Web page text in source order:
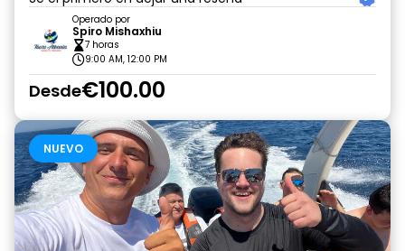
Operado por
Spiro Mishaxhiu
7 horas
9:00 AM, 12:00 PM
Desde€100.00
NUEVO